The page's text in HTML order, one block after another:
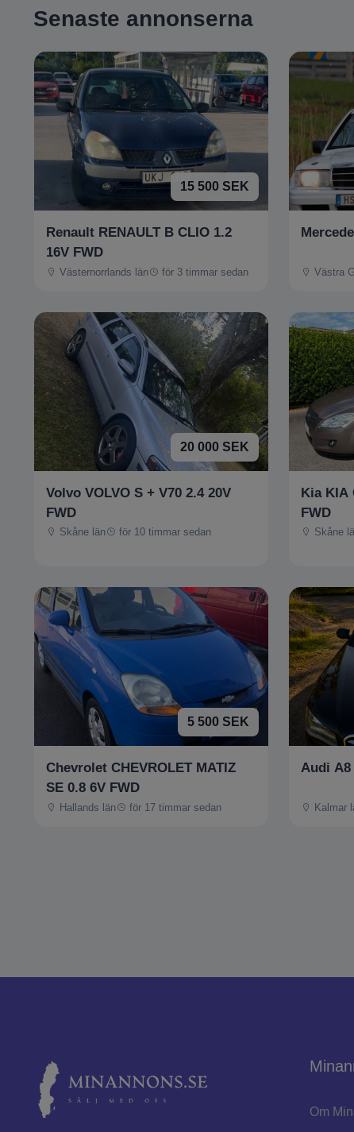
Senaste annonserna
15 500 SEK
Renault RENAULT B CLIO 1.2
16V FWD
Västernorrlands län för 3 timmar sedan Västra
20 000 SEK
Volvo VOLVO S + V70 2.4 20V
FWD
Skåne län för 10 timmar sedan
Kia KIA
FWD
Skåne
5 500 SEK
Chevrolet CHEVROLET MATIZ
SE 0.8 6V FWD
Hallands län för 17 timmar sedan
Audi A8
Kalmar
Om